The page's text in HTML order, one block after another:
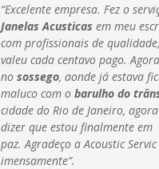
“Excelente empresa. Fez o
Janelas Acusticas em meu
com profissionais de
valeu cada centavo pago.
nosossego, aonde já estava
maluco com obarulho do
cidade do Rio de Janeiro,
dizer que estou finalmente em
paz.Agradeço a Acoustic Servic
imensamente”.